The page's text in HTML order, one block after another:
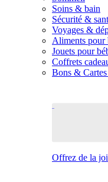
Soins & bain
Sécurité &
Voyages &
Aliments pour
Jouets pour
Coffrets
Bons &
Offrez de la